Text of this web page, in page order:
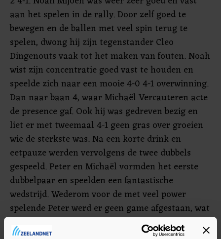
aan het spelen in de rally. Door zelf goed te
bewegen en de ballen met veel spin terug te
spelen, dwong hij zijn tegenstander Cleo
Dingenouts vaak tot het maken van fouten. Noah
wist zijn concentratie goed vast te houden en
speelde zich naar een mooie 4-0 4-1 overwinning.
Dan naar baan 4, waar Michaël Vercauteren acte
de presence gaf. Ook hij was gedreven bezig en
liet er met tweemaal 4-1 geen gras over groeien
wie de sterkste was. Na een korte drink en
eetpauze werden vervolgens de twee dubbels
gespeeld. Peter en Michaël vormden het eerste
dubbelpaar en speelden een fantastische
wedstrijd. Wederom voor de met veel power
spelende Peter werd er geen game afgestaan, wat
duidt op constant niveau en scherpte van hem en